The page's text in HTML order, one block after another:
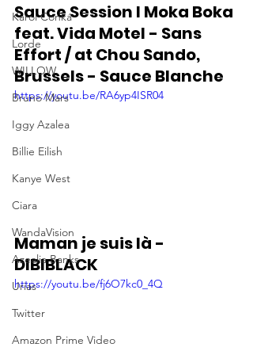
Karol Conká
Lorde
WILLOW
Bruno Mars
Iggy Azalea
Billie Eilish
Kanye West
Ciara
WandaVision
Azealia Banks
Urias
Twitter
Amazon Prime Video
Sauce Session I Moka Boka
feat. Vida Motel - Sans
Effort / at Chou Sando,
Brussels - Sauce Blanche
https://youtu.be/RA6yp4ISR04
Maman je suis là -
DIBIBLACK
https://youtu.be/fj6O7kc0_4Q